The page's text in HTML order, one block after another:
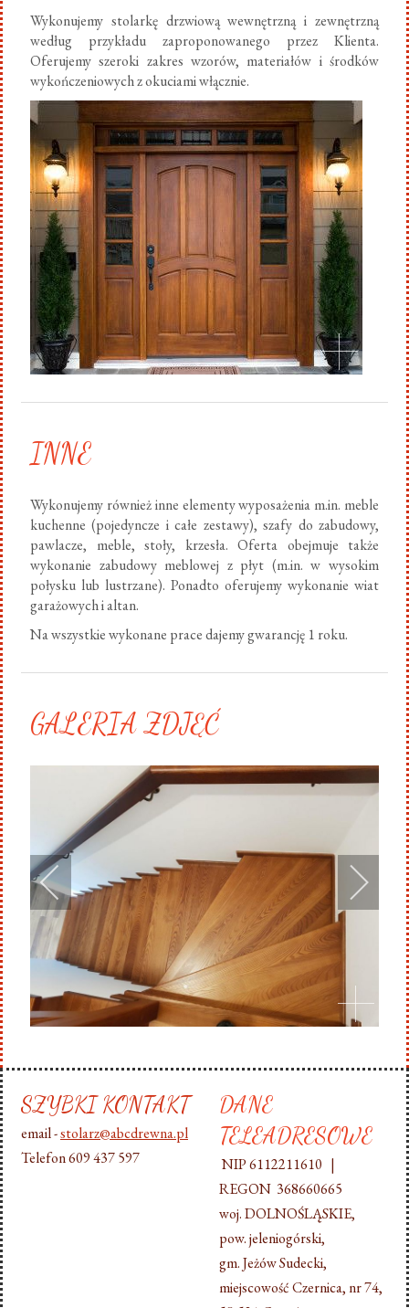
Wykonujemy stolarkę drzwiową wewnętrzną i zewnętrzną
według przykładu zaproponowanego przez Klienta.
Oferujemy szeroki zakres wzorów, materiałów i środków
wykończeniowych z okuciami włącznie.
INNE
Wykonujemy również inne elementy wyposażenia m.in. meble
kuchenne (pojedyncze i całe zestawy), szafy do zabudowy,
pawlacze, meble, stoły, krzesła. Oferta obejmuje także
wykonanie zabudowy meblowej z płyt (m.in. w wysokim
połysku lub lustrzane). Ponadto oferujemy wykonanie wiat
garażowych i altan.
Na wszystkie wykonane prace dajemy gwarancję 1 roku.
GALERIA ZDJĘĆ
SZYBKI KONTAKT
email -stolarz@abcdrewna.pl
Telefon 609 437 597
DANE
TELEADRESOWE
NIP 6112211610 |
REGON 368660665
woj. DOLNOŚLĄSKIE,
pow. jeleniogórski,
gm. Jeżów Sudecki,
miejscowość Czernica, nr 74,
.